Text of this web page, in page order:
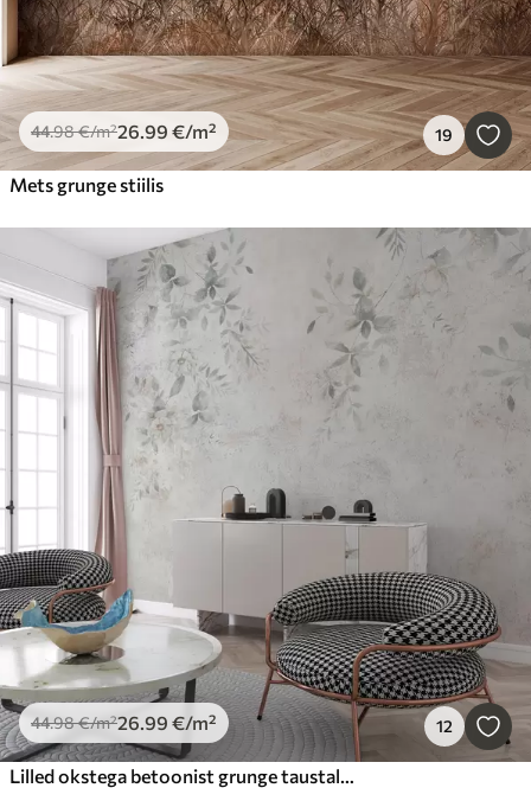
44.98€/m²26.99 €/m² 19
Mets grunge stiilis
44.98€/m²26.99 €/m² 12
Lilled okstega betoonist grunge taustal minimalism